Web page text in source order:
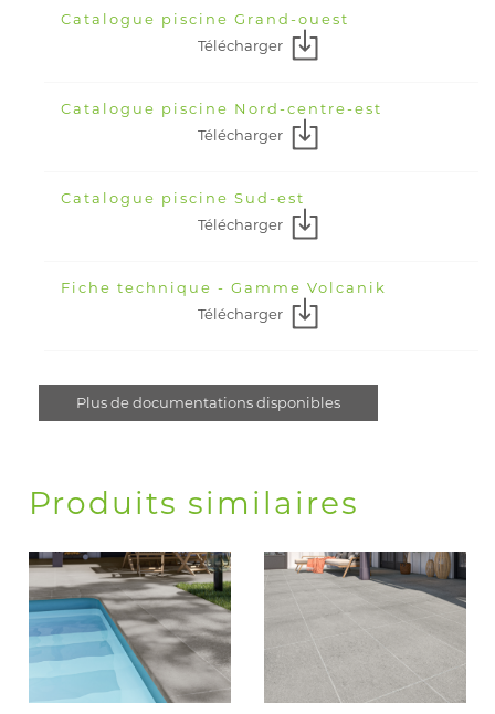
Catalogue piscine Grand-ouest
Télécharger
Catalogue piscine Nord-centre-est
Télécharger
Catalogue piscine Sud-est
Télécharger
Fiche technique - Gamme Volcanik
Télécharger
Plus de documentations disponibles
Produits similaires